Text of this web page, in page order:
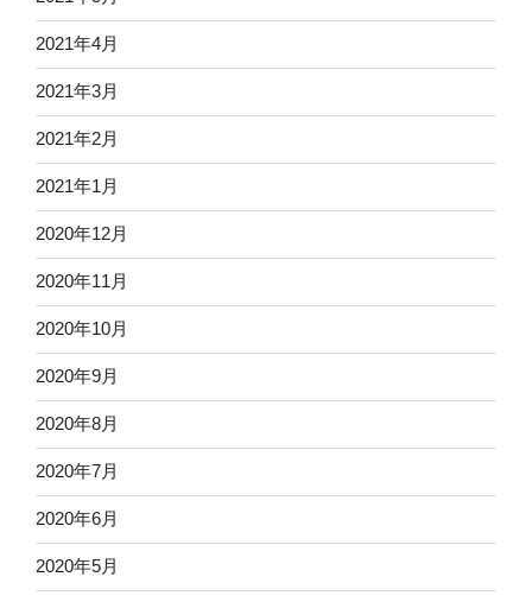
2021年4月
2021年3月
2021年2月
2021年1月
2020年12月
2020年11月
2020年10月
2020年9月
2020年8月
2020年7月
2020年6月
2020年5月